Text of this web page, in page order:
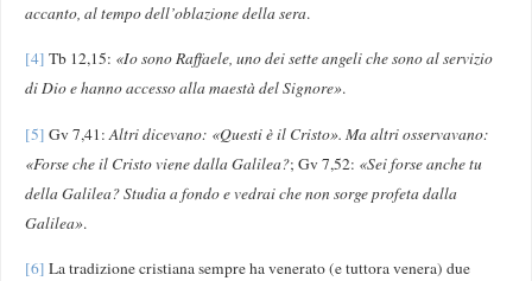
accanto, al tempo dell’oblazione della sera.
[4] Tb 12,15: «Io sono Raffaele, uno dei sette angeli che sono al servizio
di Dio e hanno accesso alla maestà del Signore».
[5] Gv 7,41:Altri dicevano: «Questi è il Cristo». Ma altri osservavano:
«Forse che il Cristo viene dalla Galilea?; Gv 7,52: «Sei forse anche tu
della Galilea? Studia a fondo e vedrai che non sorge profeta dalla
Galilea».
[6] La tradizione cristiana sempre ha venerato (e tuttora venera) due